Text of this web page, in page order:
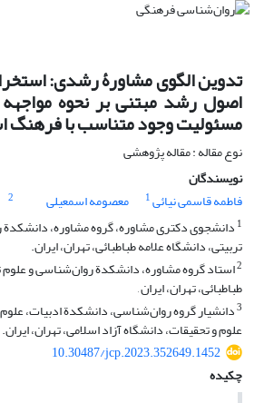
تدوین الگوی مشاورۀ رشدی:
اصول رشد مبتنی بر نحوه مواجهه
مسئولیت وجود متناسب با فرهنگ
نوع مقاله : مقاله پژوهشی
نویسندگان
فاطمه قاسمی نیائی1 معصومه اسمعیلی 2
1 دانشجوی دکتری مشاوره، گروه مشاوره،
تربیتی، دانشگاه علامه طباطبائی، تهران، ایران.
2استاد گروه مشاوره، دانشکدة روان‌شناسی و علوم
طباطبائی، تهران، ایران ,
3دانشیار گروه روان‌شناسی، دانشکدة ادبیات،
علوم و تحقیقات، دانشگاه آزاد اسلامی، تهران، ایران.
10.30487/jcp.2023.352649.1452
چکیده